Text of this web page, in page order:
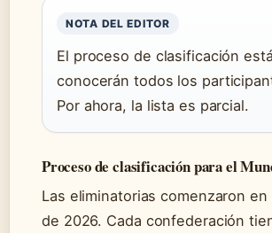
NOTA DEL EDITOR
El proceso de clasificación
conocerán todos los
Por ahora, la lista es parcial.
Proceso de clasificación para el
Las eliminatorias comenzaron
de 2026. Cada confederación